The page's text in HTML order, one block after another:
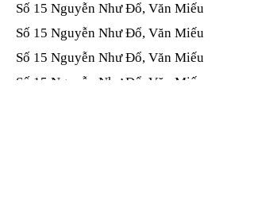
Số 15 Nguyễn Như Đổ, Văn Miếu​​​​
Số 15 Nguyễn Như Đổ, Văn Miếu​​​​
Số 15 Nguyễn Như Đổ, Văn Miếu​​​​
Số 15 Nguyễn Như Đổ, Văn Miếu​​​​